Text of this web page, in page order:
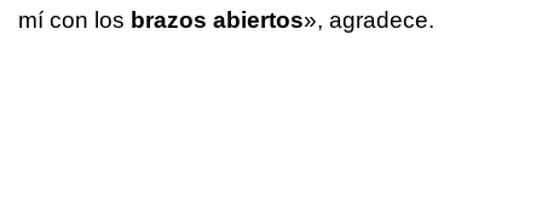
mí con los brazos abiertos», agradece.